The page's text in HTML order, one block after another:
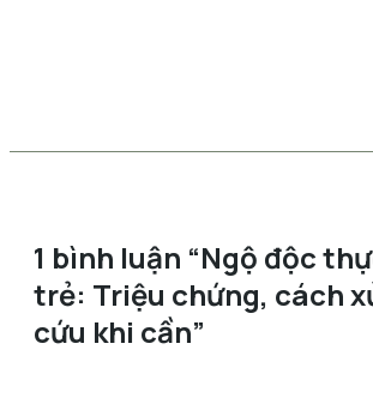
1 bình luận “Ngộ độc
trẻ: Triệu chứng, cách
cứu khi cần”